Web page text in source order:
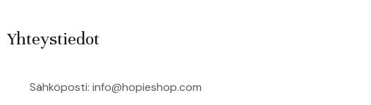
Yhteystiedot
Sähköposti: info@hopieshop.com